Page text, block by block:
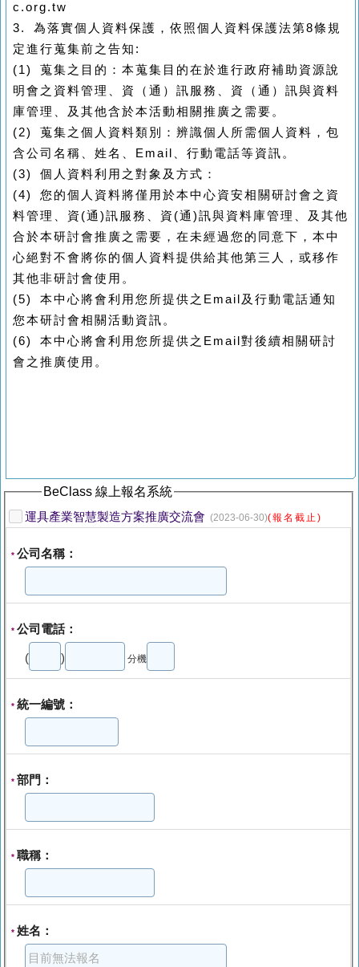
c.org.tw
3. 為落實個人資料保護，依照個人資料保護法第8條規
定進行蒐集前之告知 :
(1) 蒐集之目的：本蒐集目的在於進行政府補助資源說
明會之資料管理、資（通）訊服務、資（通）訊與資料
庫管理、及其他含於本活動相關推廣之需要。
(2) 蒐集之個人資料類別：辨識個人所需個人資料，包
含公司名稱、姓名、
Email
、行動電話等資訊。
(3) 個人資料利用之對象及方式：
(4) 您的個人資料將僅用於本中心資安相關研討會之資
料管理、資 (通 )訊服務、資 (通 )訊與資料庫管理、及其他
合於本研討會推廣之需要，在未經過您的同意下，本中
心絕對不會將你的個人資料提供給其他第三人，或移作
其他非研討會使用。
(5) 本中心將會利用您所提供之 Email 及行動電話通知
您本研討會相關活動資訊。
(6) 本中心將會利用您所提供之 Email 對後續相關研討
會之推廣使用。
BeClass 線上報名系統
運具產業智慧製造方案推廣交流會 (2023-06-30)(報名截止)
* 公司名稱：
* 公司電話：
( ) 分機
* 統一編號：
* 部門：
* 職稱：
* 姓名：